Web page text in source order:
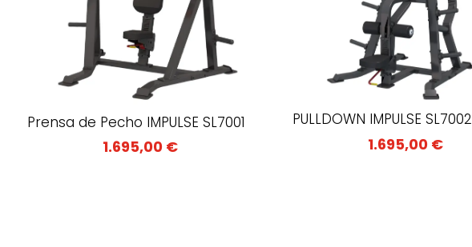
Prensa de Pecho IMPULSE SL7001
1.695,00 €
PULLDOWN IMPULSE SL7002
1.695,00 €